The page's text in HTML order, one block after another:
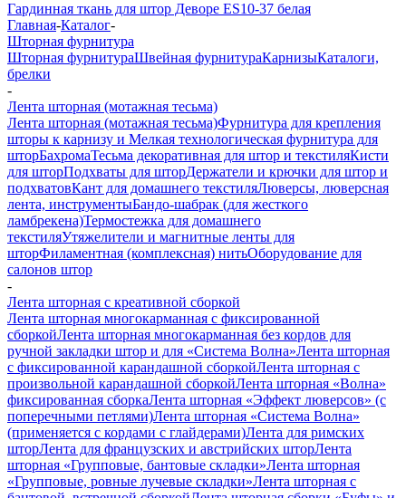
Гардинная ткань для штор Деворе ES10-37 белая
Главная-Каталог-
Шторная фурнитура
Шторная фурнитураШвейная фурнитураКарнизыКаталоги,
брелки
-
Лента шторная (мотажная тесьма)
Лента шторная (мотажная тесьма)Фурнитура для крепления
шторы к карнизу и Мелкая технологическая фурнитура для
шторБахромаТесьма декоративная для штор и текстиляКисти
для шторПодхваты для шторДержатели и крючки для штор и
подхватовКант для домашнего текстиляЛюверсы, люверсная
лента, инструментыБандо-шабрак (для жесткого
ламбрекена)Термостежка для домашнего
текстиляУтяжелители и магнитные ленты для
шторФиламентная (комплексная) нитьОборудование для
салонов штор
-
Лента шторная с креативной сборкой
Лента шторная многокарманная с фиксированной
сборкойЛента шторная многокарманная без кордов для
ручной закладки штор и для «Система Волна»Лента шторная
с фиксированной карандашной сборкойЛента шторная с
произвольной карандашной сборкойЛента шторная «Волна»
фиксированная сборкаЛента шторная «Эффект люверсов» (с
поперечными петлями)Лента шторная «Система Волна»
(применяется с кордами с глайдерами)Лента для римских
шторЛента для французских и австрийских шторЛента
шторная «Групповые, бантовые складки»Лента шторная
«Групповые, ровные лучевые складки»Лента шторная с